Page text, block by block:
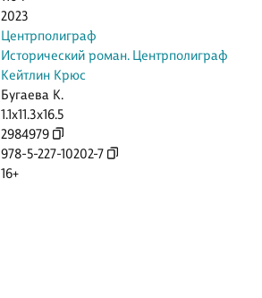
2023
Центрполиграф
Исторический роман. Центрполиграф
Кейтлин Крюс
Бугаева К.
1.1x11.3x16.5
2984979
978-5-227-10202-7
16+